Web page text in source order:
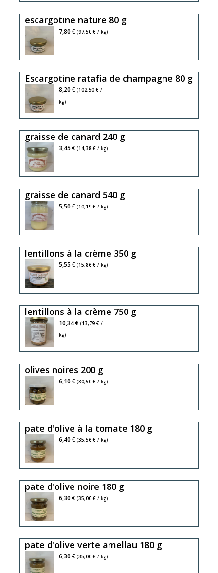
escargotine nature 80 g
7,80 € (97,50 € / kg)
Escargotine ratafia de champagne 80 g
8,20 € (102,50 € /
kg)
graisse de canard 240 g
3,45 € (14,38 € / kg)
graisse de canard 540 g
5,50 € (10,19 € / kg)
lentillons à la crème 350 g
5,55 € (15,86 € / kg)
lentillons à la crème 750 g
10,34 € (13,79 € /
kg)
olives noires 200 g
égouttée
6,10 € (30,50 € / kg)
pate d'olive à la tomate 180 g
6,40 € (35,56 € / kg)
pate d'olive noire 180 g
6,30 € (35,00 € / kg)
pate d'olive verte amellau 180 g
6,30 € (35,00 € / kg)